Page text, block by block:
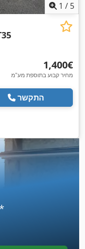
1 / 5
‏1,400 ‏€
מחיר קבוע בתוספת מע"מ
התקשר
*